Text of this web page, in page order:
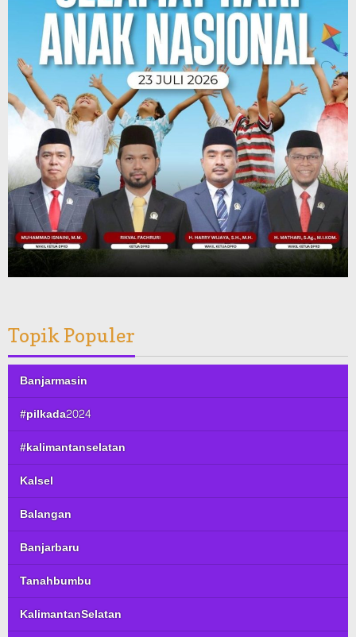
Topik Populer
Banjarmasin
#pilkada2024
#kalimantanselatan
Kalsel
Balangan
Banjarbaru
Tanahbumbu
KalimantanSelatan